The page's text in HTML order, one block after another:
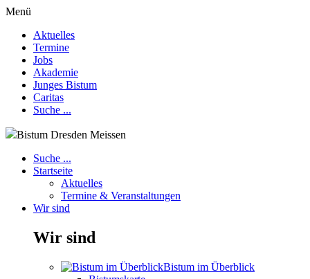
Menü
Aktuelles
Termine
Jobs
Akademie
Junges Bistum
Caritas
Suche ...
Bistum Dresden Meissen
Suche ...
Startseite
Aktuelles
Termine & Veranstaltungen
Wir sind
Wir sind
Bistum im Überblick